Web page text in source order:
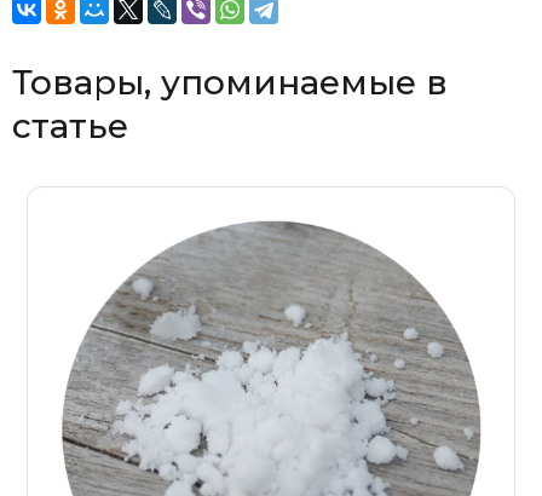
Товары, упоминаемые в
статье